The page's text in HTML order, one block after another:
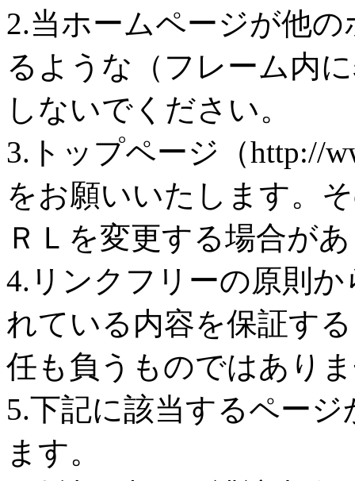
2.当ホームページが他
るような（フレーム内
しないでください。
3.トップページ（http://
をお願いいたします。
ＲＬを変更する場合が
4.リンクフリーの原則
れている内容を保証す
任も負うものではあり
5.下記に該当するペー
ます。